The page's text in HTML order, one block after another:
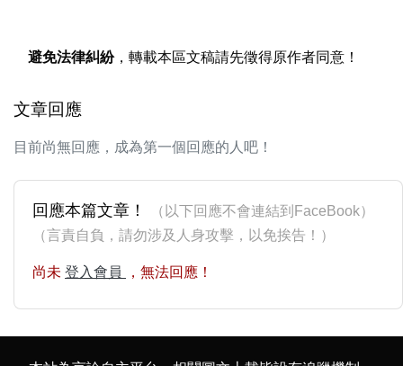
避免法律糾紛，轉載本區文稿請先徵得原作者同意！
文章回應
目前尚無回應，成為第一個回應的人吧！
回應本篇文章！
（以下回應不會連結到FaceBook）
（言責自負，請勿涉及人身攻擊，以免挨告！）
尚未 登入會員 ，無法回應！